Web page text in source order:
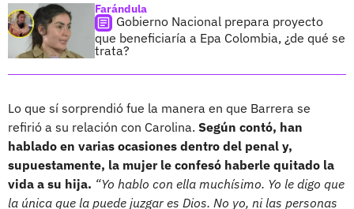
Farándula
Gobierno Nacional prepara proyecto
que beneficiaría a Epa Colombia, ¿de qué se
trata?
Lo que sí sorprendió fue la manera en que Barrera se
refirió a su relación con Carolina. Según contó, han
hablado en varias ocasiones dentro del penal y,
supuestamente, la mujer le confesó haberle quitado la
vida a su hija. “Yo hablo con ella muchísimo. Yo le digo que
la única que la puede juzgar es Dios. No yo, ni las personas